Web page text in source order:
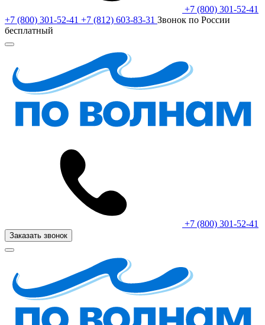
+7 (800) 301-52-41
+7 (800) 301-52-41 +7 (812) 603-83-31 Звонок по России
бесплатный
+7 (800) 301-52-41
Заказать звонок